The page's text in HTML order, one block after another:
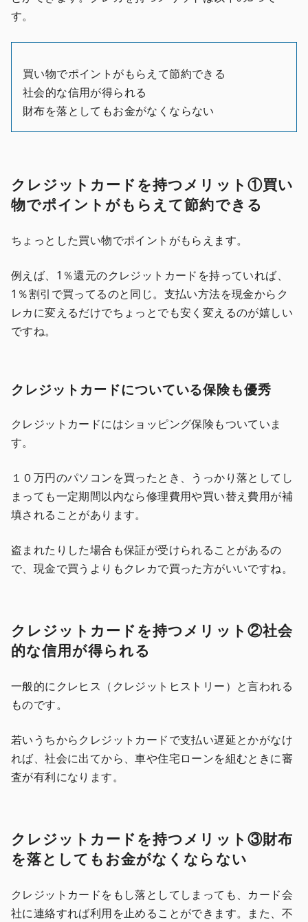
す。
買い物でポイントがもらえて節約できる
社会的な信用が得られる
財布を落としてもお金がなくならない
クレジットカードを持つメリット①買い
物でポイントがもらえて節約できる
ちょっとした買い物でポイントがもらえます。
例えば、1％還元のクレジットカードを持っていれば、
1％割引で買ってるのと同じ。支払い方法を現金からク
レカに変えるだけでちょっとでも安く変えるのが嬉しい
ですね。
クレジットカードについている保険も優秀
クレジットカードにはショッピング保険もついていま
す。
１０万円のパソコンを買ったとき、うっかり落としてし
まっても一定期間以内なら修理費用や買い替え費用が補
填されることがあります。
盗まれたりした場合も保証が受けられることがあるの
で、現金で買うよりもクレカで買った方がいいですね。
クレジットカードを持つメリット②社会
的な信用が得られる
一般的にクレヒス（クレジットヒストリー）と言われる
ものです。
若いうちからクレジットカードで支払い遅延とかがなけ
れば、社会に出てから、車や住宅ローンを組むときに審
査が有利になります。
クレジットカードを持つメリット③財布
を落としてもお金がなくならない
クレジットカードをもし落としてしまっても、カード会
社に連絡すれば利用を止めることができます。また、不